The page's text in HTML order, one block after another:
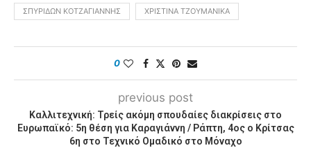
ΣΠΥΡΊΔΩΝ ΚΟΤΖΑΓΙΆΝΝΗΣ ΧΡΙΣΤΊΝΑ ΤΖΟΥΜΑΝΊΚΑ
0
previous post
Καλλιτεχνική: Τρείς ακόμη σπουδαίες διακρίσεις στο
Ευρωπαϊκό: 5η θέση για Καραγιάννη / Ράπτη, 4ος ο Κρίτσας
6η στο Τεχνικό Ομαδικό στο Μόναχο